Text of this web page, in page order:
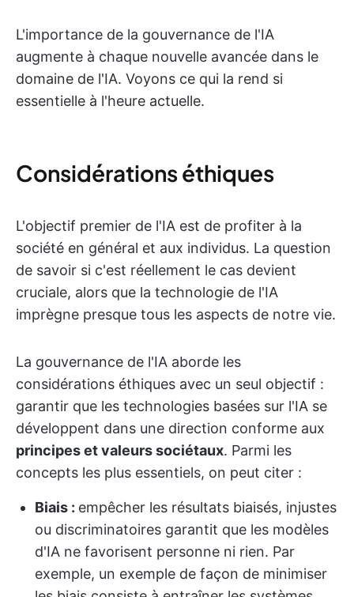
L'importance de la gouvernance de l'IA
augmente à chaque nouvelle avancée dans le
domaine de l'IA. Voyons ce qui la rend si
essentielle à l'heure actuelle.
Considérations éthiques
L'objectif premier de l'IA est de profiter à la
société en général et aux individus. La question
de savoir si c'est réellement le cas devient
cruciale, alors que la technologie de l'IA
imprègne presque tous les aspects de notre vie.
La gouvernance de l'IA aborde les
considérations éthiques avec un seul objectif :
garantir que les technologies basées sur l'IA se
développent dans une direction conforme aux
principes et valeurs sociétaux. Parmi les
concepts les plus essentiels, on peut citer :
Biais : empêcher les résultats biaisés, injustes
ou discriminatoires garantit que les modèles
d'IA ne favorisent personne ni rien. Par
exemple, un exemple de façon de minimiser